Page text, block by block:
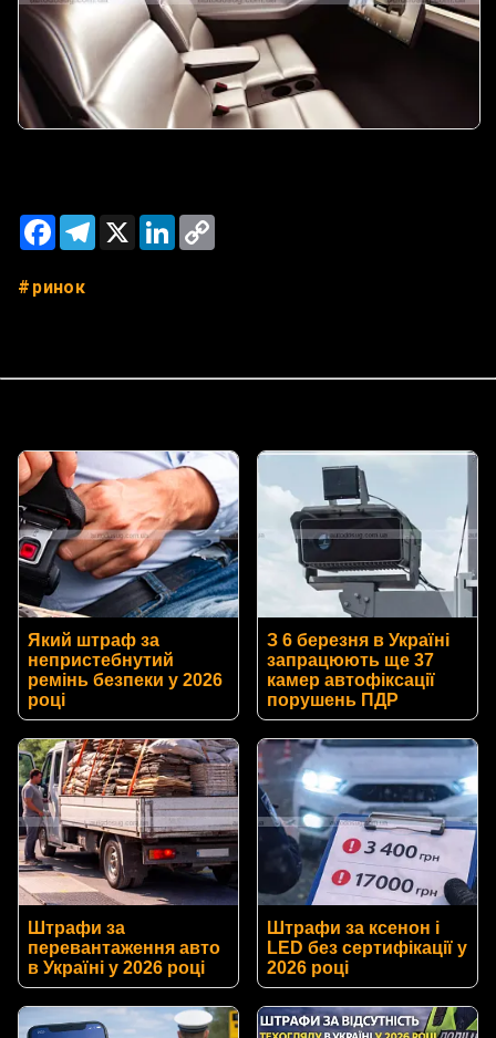
FacebookTelegram
X LinkedIn
ринок
Який штраф за
непристебнутий
ремінь безпеки у 2026
році
З 6 березня в Україні
запрацюють ще 37
камер автофіксації
порушень ПДР
Штрафи за
перевантаження авто
в Україні у 2026 році
Штрафи за ксенон і
LED без сертифікації у
2026 році